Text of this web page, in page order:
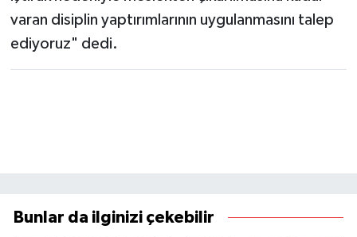
varan disiplin yaptırımlarının uygulanmasını talep
ediyoruz" dedi.
Bunlar da ilginizi çekebilir